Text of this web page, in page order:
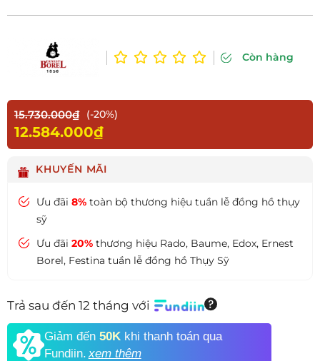
Còn hàng
15.730.000₫ (-20%)
12.584.000₫
KHUYẾN MÃI
Ưu đãi 8% toàn bộ thương hiệu tuần lễ đồng hồ thụy
sỹ
Ưu đãi 20% thương hiệu Rado, Baume, Edox, Ernest
Borel, Festina tuần lễ đồng hồ Thụy Sỹ
Trả sau đến 12 tháng với
Giảm đến 50K khi thanh toán qua
Fundiin.xem thêm